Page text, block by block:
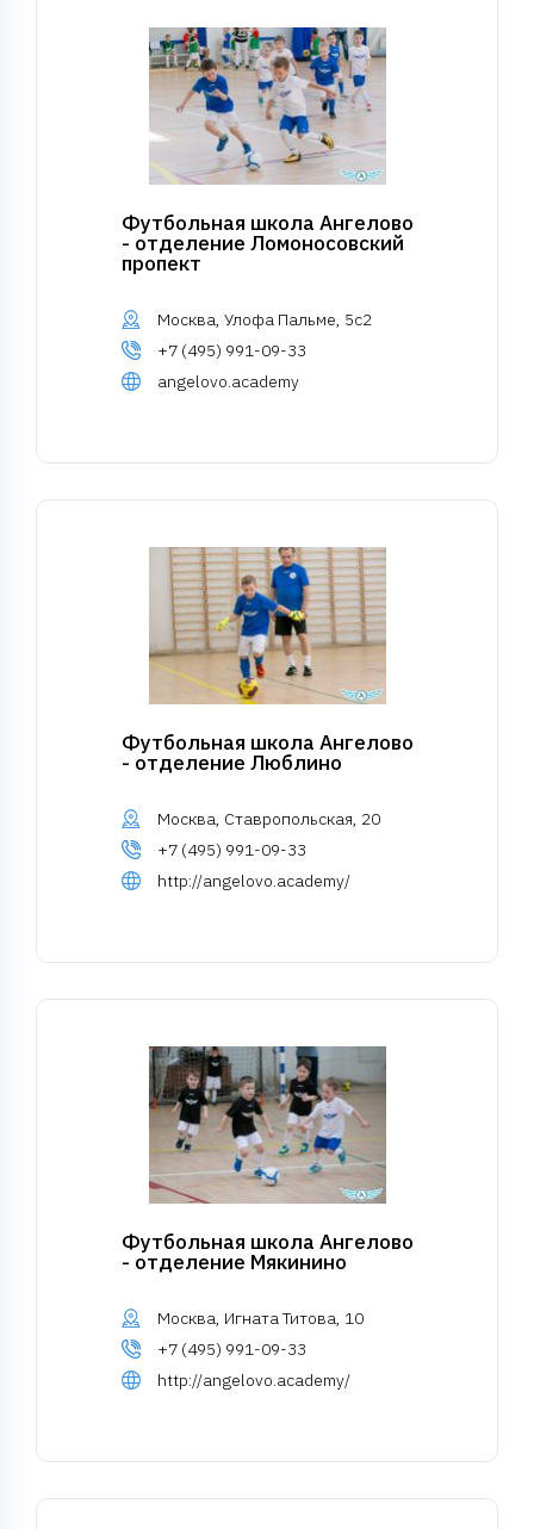
Футбольная школа Ангелово
- отделение Ломоносовский
пропект
Москва, Улофа Пальме, 5с2
+7 (495) 991-09-33
angelovo.academy
Футбольная школа Ангелово
- отделение Люблино
Москва, Ставропольская, 20
+7 (495) 991-09-33
http://angelovo.academy/
Футбольная школа Ангелово
- отделение Мякинино
Москва, Игната Титова, 10
+7 (495) 991-09-33
http://angelovo.academy/